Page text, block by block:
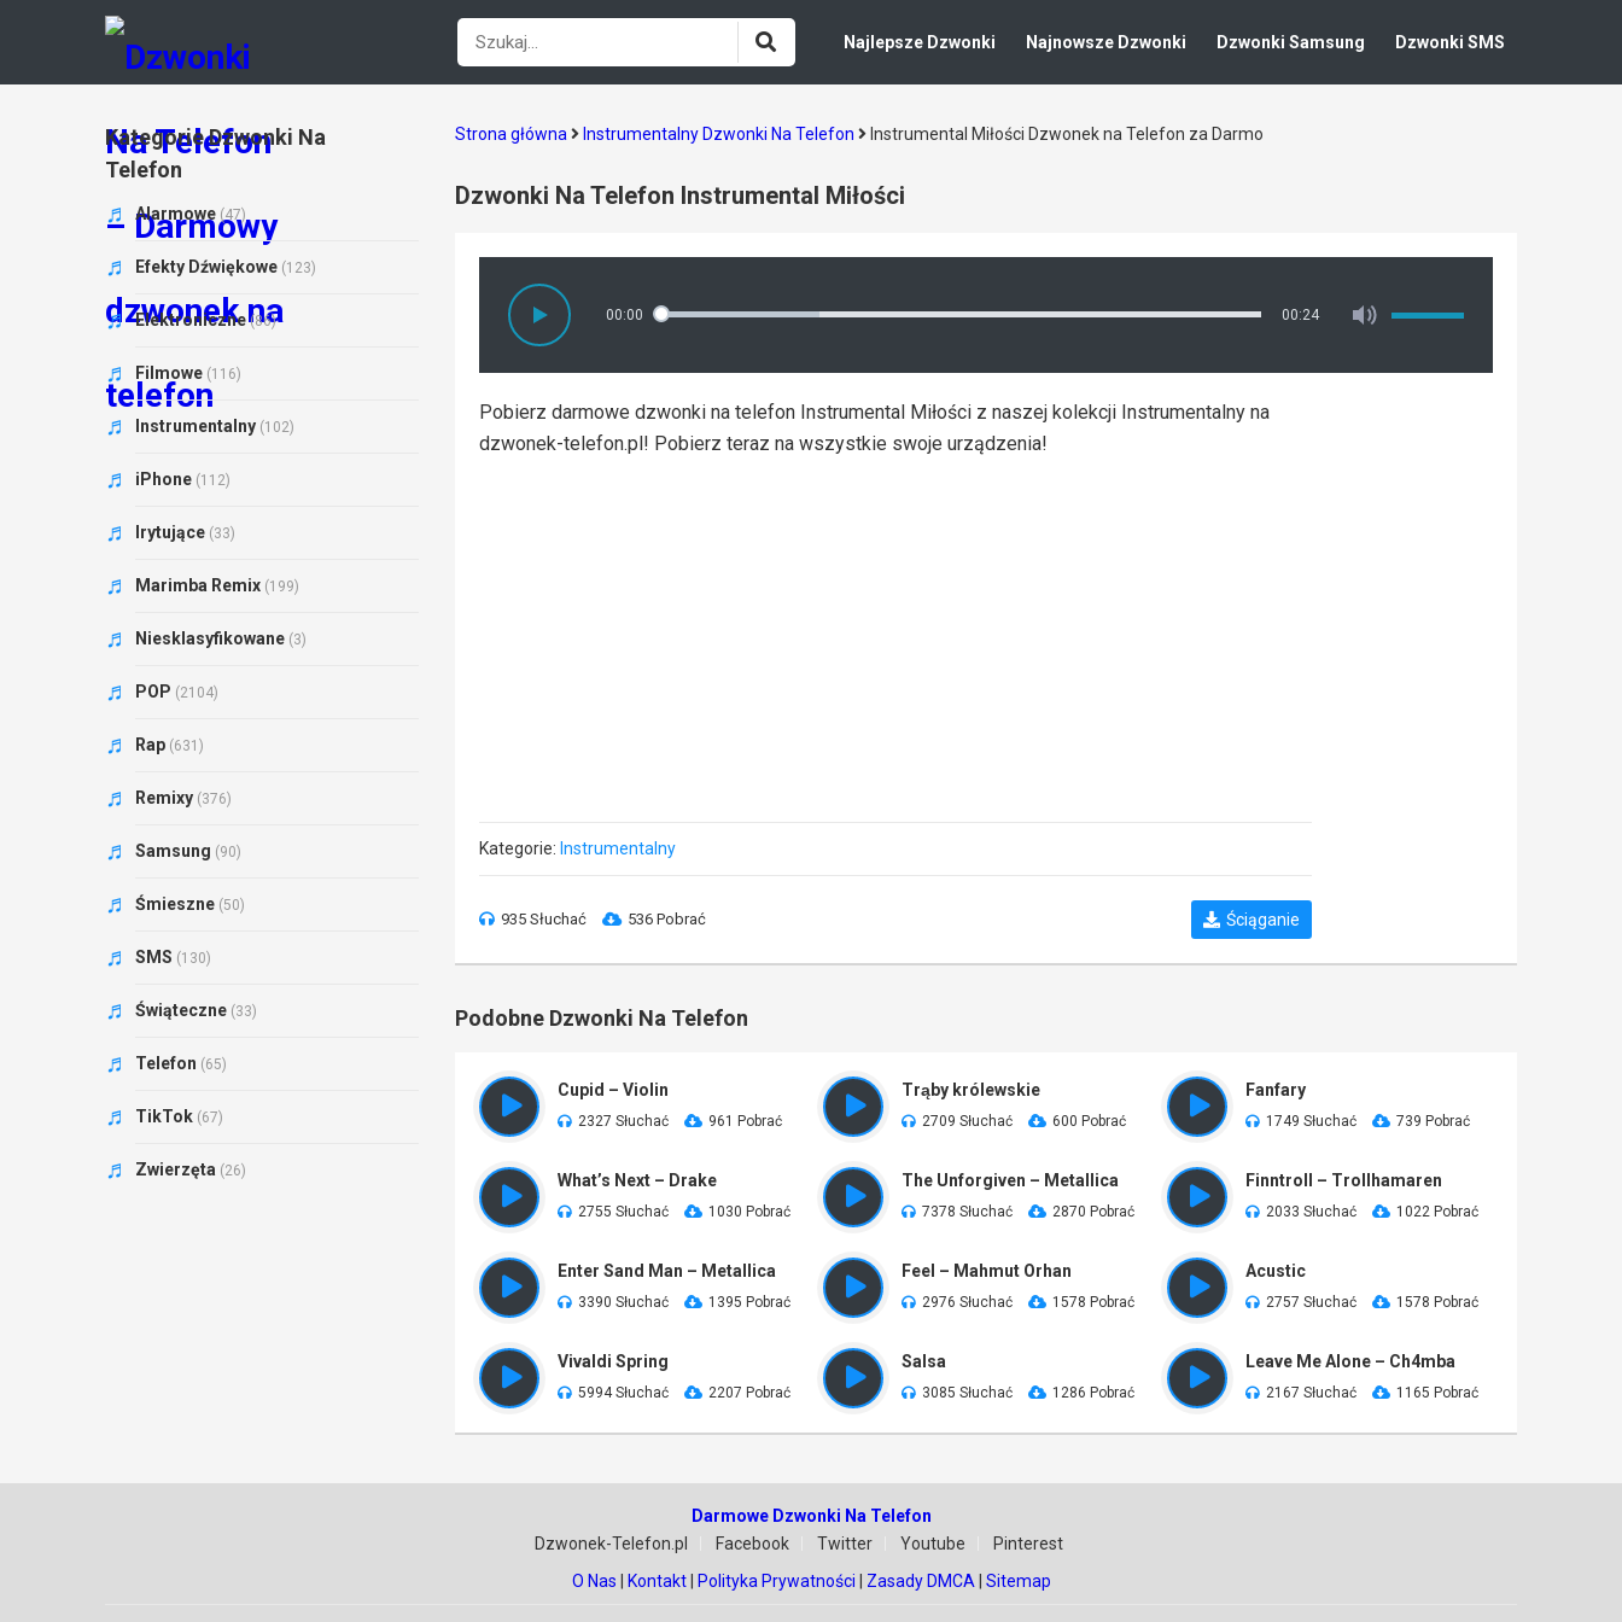
Najlepsze Dzwonki Najnowsze Dzwonki Dzwonki Samsung Dzwonki SMS
Strona główna Instrumentalny Dzwonki Na Telefon Instrumental Miłości Dzwonek na Telefon za Darmo
Dzwonki Na Telefon Instrumental Miłości
00:00 00:24
Pobierz darmowe dzwonki na telefon Instrumental Miłości z naszej kolekcji Instrumentalny na
dzwonek-telefon.pl! Pobierz teraz na wszystkie swoje urządzenia!
Kategorie: Instrumentalny
935 Słuchać 536 Pobrać Ściąganie
Podobne Dzwonki Na Telefon
Cupid – Violin
2327 Słuchać 961 Pobrać
Trąby królewskie
2709 Słuchać 600 Pobrać
Fanfary
1749 Słuchać 739 Pobrać
What’s Next – Drake
2755 Słuchać 1030 Pobrać
The Unforgiven – Metallica
7378 Słuchać 2870 Pobrać
Finntroll – Trollhamaren
2033 Słuchać 1022 Pobrać
Enter Sand Man – Metallica
3390 Słuchać 1395 Pobrać
Feel – Mahmut Orhan
2976 Słuchać 1578 Pobrać
Acustic
2757 Słuchać 1578 Pobrać
Vivaldi Spring
5994 Słuchać 2207 Pobrać
Salsa
3085 Słuchać 1286 Pobrać
Leave Me Alone – Ch4mba
2167 Słuchać 1165 Pobrać
Kategorie Dzwonki Na
Telefon
Alarmowe (47)
Efekty Dźwiękowe (123)
Elektroniczne (86)
Filmowe (116)
Instrumentalny (102)
iPhone (112)
Irytujące (33)
Marimba Remix (199)
Niesklasyfikowane (3)
POP (2104)
Rap (631)
Remixy (376)
Samsung (90)
Śmieszne (50)
SMS (130)
Świąteczne (33)
Telefon (65)
TikTok (67)
Zwierzęta (26)
Darmowe Dzwonki Na Telefon
Dzwonek-Telefon.pl
Facebook Twitter Youtube
Pinterest
O Nas
Kontakt| Polityka Prywatności Zasady DMCA Sitemap